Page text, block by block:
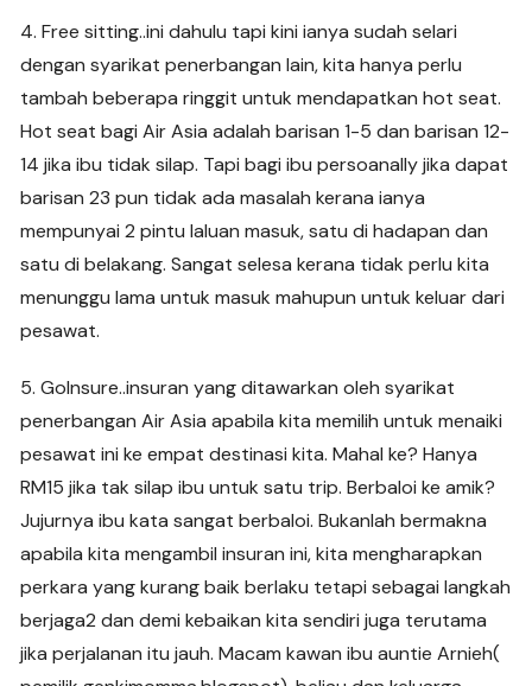
4. Free sitting..ini dahulu tapi kini ianya sudah selari
dengan syarikat penerbangan lain, kita hanya perlu
tambah beberapa ringgit untuk mendapatkan hot seat.
Hot seat bagi Air Asia adalah barisan 1-5 dan barisan 12-
14 jika ibu tidak silap. Tapi bagi ibu persoanally jika dapat
barisan 23 pun tidak ada masalah kerana ianya
mempunyai 2 pintu laluan masuk, satu di hadapan dan
satu di belakang. Sangat selesa kerana tidak perlu kita
menunggu lama untuk masuk mahupun untuk keluar dari
pesawat.
5. GoInsure..insuran yang ditawarkan oleh syarikat
penerbangan Air Asia apabila kita memilih untuk menaiki
pesawat ini ke empat destinasi kita. Mahal ke? Hanya
RM15 jika tak silap ibu untuk satu trip. Berbaloi ke amik?
Jujurnya ibu kata sangat berbaloi. Bukanlah bermakna
apabila kita mengambil insuran ini, kita mengharapkan
perkara yang kurang baik berlaku tetapi sebagai langkah
berjaga2 dan demi kebaikan kita sendiri juga terutama
jika perjalanan itu jauh. Macam kawan ibu auntie Arnieh(